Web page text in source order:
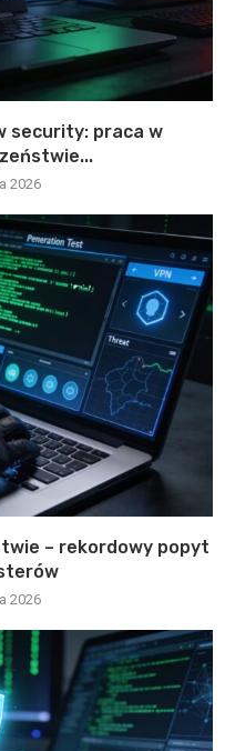
security: praca w
2026
– rekordowy popyt
2026